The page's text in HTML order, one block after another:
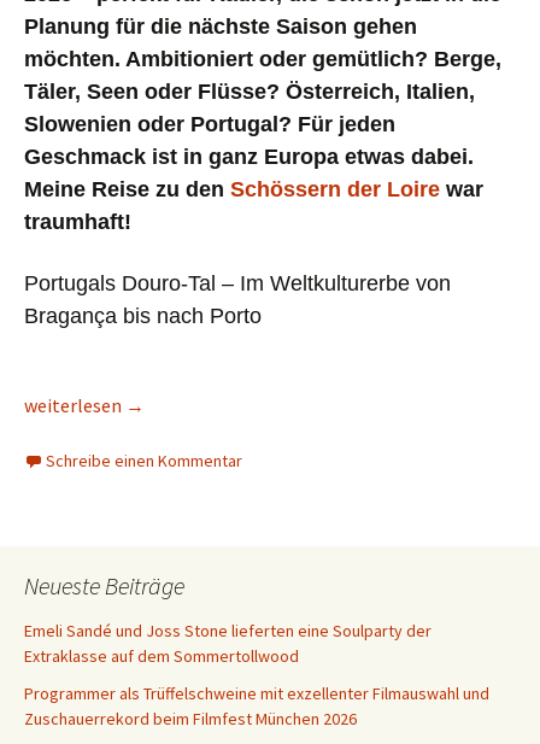
Planung für die nächste Saison gehen
möchten. Ambitioniert oder gemütlich? Berge,
Täler, Seen oder Flüsse? Österreich, Italien,
Slowenien oder Portugal? Für jeden
Geschmack ist in ganz Europa etwas dabei.
Meine Reise zu den Schössern der Loire war
traumhaft!
Portugals Douro-Tal – Im Weltkulturerbe von
Bragança bis nach Porto
Auf die Plätze, fertig, Radl-Reise bei Eurobike buchen!
weiterlesen →
Schreibe einen Kommentar
Neueste Beiträge
Emeli Sandé und Joss Stone lieferten eine Soulparty der
Extraklasse auf dem Sommertollwood
Programmer als Trüffelschweine mit exzellenter Filmauswahl und
Zuschauerrekord beim Filmfest München 2026